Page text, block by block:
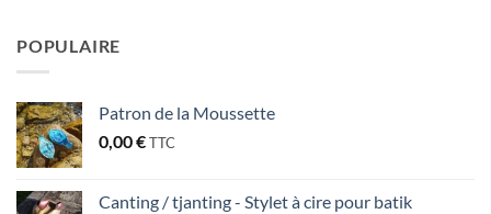
POPULAIRE
Patron de la Moussette
0,00€TTC
Canting / tjanting - Stylet à cire pour batik